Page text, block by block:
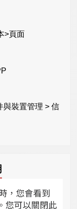
>頁面
與裝置管理 > 信